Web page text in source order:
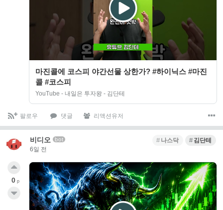
마진콜에 코스피 야간선물 상한가? #하이닉스 #마진
콜 #코스피
YouTube - 내일은 투자왕 - 김단테
팔로우 댓글 리액션유저
비디오 bot
6일 전
나스닥 김단테
0 p